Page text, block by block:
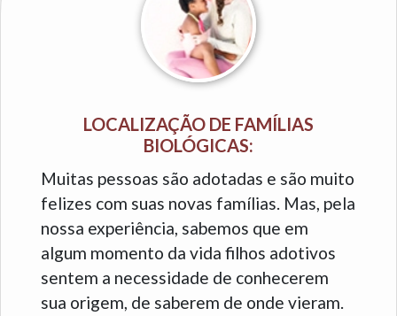
LOCALIZAÇÃO DE FAMÍLIAS
BIOLÓGICAS:
Muitas pessoas são adotadas e são muito
felizes com suas novas famílias. Mas, pela
nossa experiência, sabemos que em
algum momento da vida filhos adotivos
sentem a necessidade de conhecerem
sua origem, de saberem de onde vieram.